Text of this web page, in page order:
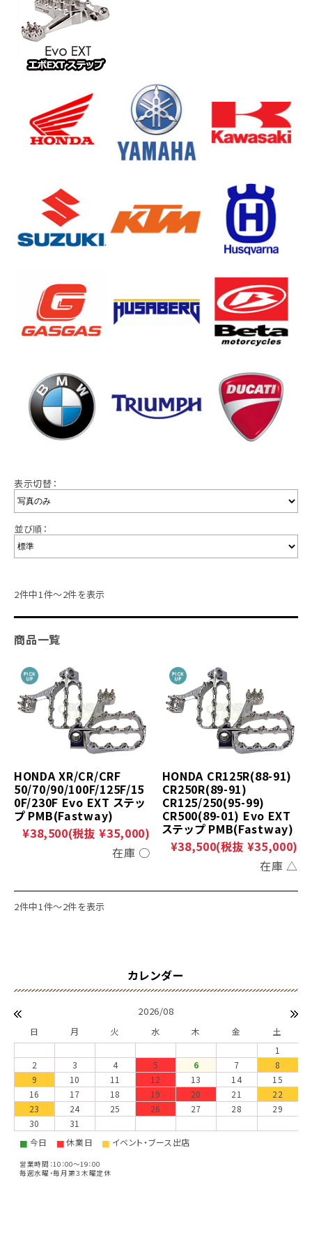
表示切替：
並び順：
2件中1件～2件を表示
商品一覧
HONDA XR/CR/CRF
50/70/90/100F/125F/15
0F/230F Evo EXT ステッ
プ PMB(Fastway)
¥38,500(税抜 ¥35,000)
在庫 ○
HONDA CR125R(88-91)
CR250R(89-91)
CR125/250(95-99)
CR500(89-01) Evo EXT
ステップ PMB(Fastway)
¥38,500(税抜 ¥35,000)
在庫 △
2件中1件～2件を表示
2026/08
日 月 火 水 木 金
土
1
2
3 4 5 6 7
8
9
10 11 12 13 14
15
16
17 18 19 20 21
22
23
24 25 26 27 28
29
30
31
■ 今日 ■休業日 ■ イベント・ブース出店
営業時間：10：00～19：00
毎週水曜・毎月第３木曜定休